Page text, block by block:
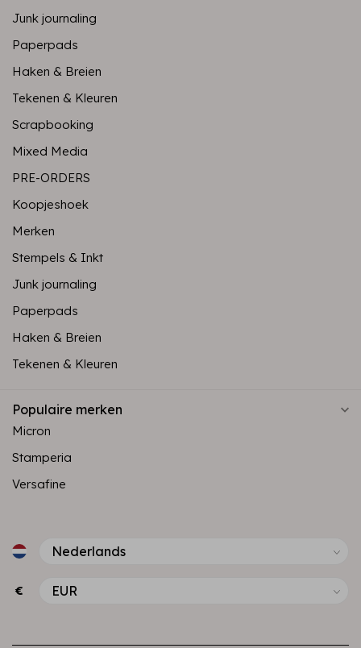
Junk journaling
Paperpads
Haken & Breien
Tekenen & Kleuren
Scrapbooking
Mixed Media
PRE-ORDERS
Koopjeshoek
Merken
Stempels & Inkt
Junk journaling
Paperpads
Haken & Breien
Tekenen & Kleuren
Populaire merken
Micron
Stamperia
Versafine
€